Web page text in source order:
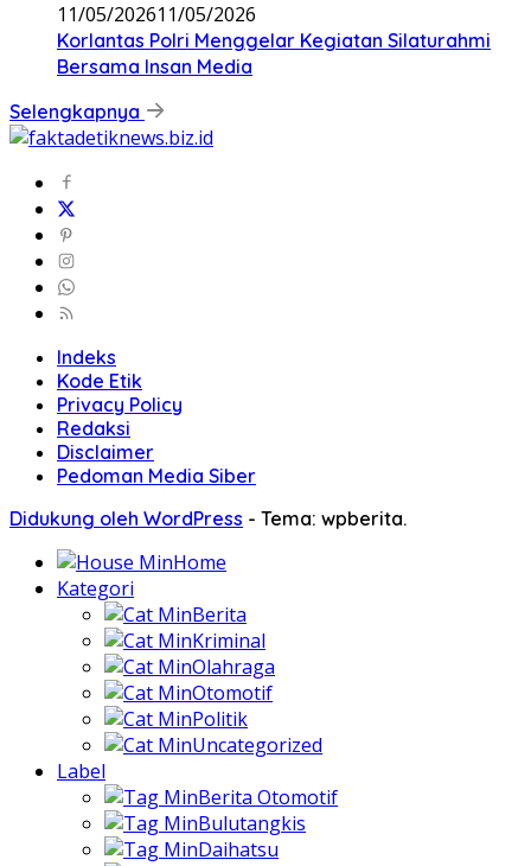
11/05/202611/05/2026
Korlantas Polri Menggelar Kegiatan Silaturahmi
Bersama Insan Media
Selengkapnya
Indeks
Kode Etik
Privacy Policy
Redaksi
Disclaimer
Pedoman Media Siber
Didukung oleh WordPress - Tema: wpberita.
Home
Kategori
Berita
Kriminal
Olahraga
Otomotif
Politik
Uncategorized
Label
Berita Otomotif
Bulutangkis
Daihatsu